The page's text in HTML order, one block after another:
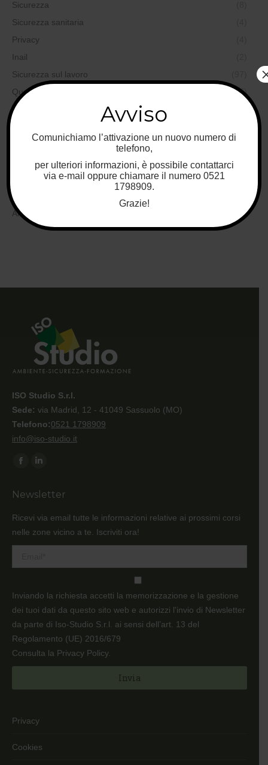
Sicurezza
Sicurezza sanitaria
Privacy
Inail
Sicurezza sul lavoro
Qualità
(35)
Formazione
Sicurezza ambientale
(37)
Sicurezza nei cantieri
Progettazione
Medicina del lavoro
Antincendio
(5)
ISO Studio S.r.l.
Sede: via Madrid, 12 - 41049 Sassuolo (MO)
Telefono:0521 1798909
info@iso-studio.it
Ci puoi trovare su:
opens
in
new
window
opens
in
new
window
Newsletter
Ricevi via email tutte le informazioni relative ai prossimi corsi
nelle zone vicino a te. Iscriviti ora!
Inviando la richiesta accetti la memorizzazione e la gestione
dei tuoi dati da questo sito web e autorizzi l'invio di Newsletter
da parte di Iso-Studio S.r.l. ai sensi dell’art. 13 del
Regolamento (UE) 2016/679
Consulta la Privacy Policy.
Privacy
Cookies
Avviso
Comunichiamo l’attivazione un nuovo numero di
telefono,
per ulteriori informazioni, è possibile contattarci
via e-mail oppure chiamare il numero 0521
1798909.
Grazie!